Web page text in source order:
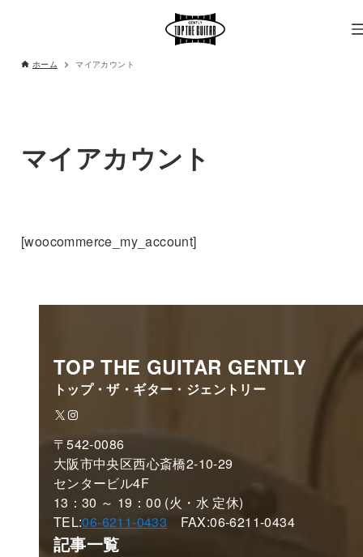
ホーム マイアカウント
マイアカウント
[woocommerce_my_account]
TOP THE GUITAR GENTLY
トップ・ザ・ギター・ジェントリー
X Instagram
〒542-0086
大阪市中央区西心斎橋2-10-29
センタービル4F
13：30 ～ 19：00 (火・水 定休)
TEL:06-6211-0433 FAX:06-6211-0434
記事一覧